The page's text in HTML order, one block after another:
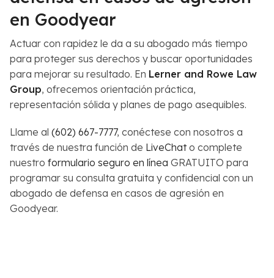
en Goodyear
Actuar con rapidez le da a su abogado más tiempo
para proteger sus derechos y buscar oportunidades
para mejorar su resultado. En Lerner and Rowe Law
Group, ofrecemos orientación práctica,
representación sólida y planes de pago asequibles.
Llame al (602) 667-7777, conéctese con nosotros a
través de nuestra función de LiveChato complete
nuestro formulario seguro en línea GRATUITO para
programar su consulta gratuita y confidencial con un
abogado de defensa en casos de agresión en
Goodyear.